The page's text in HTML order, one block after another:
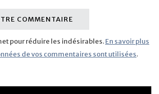
pour réduire les indésirables.En savoir plus
de vos commentaires sont utilisées.